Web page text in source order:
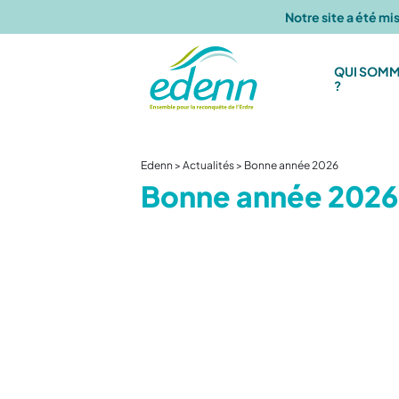
Notre site a été
QUI
?
QUI SOMMES-NOUS ?
NOS ACTIONS
RESSOURCES
Edenn > Actualités> Bonne année 2026
Bonne année 2026